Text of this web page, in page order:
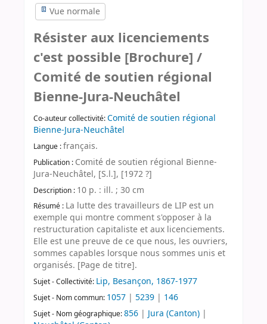
Vue normale
Résister aux licenciements
c'est possible [Brochure] /
Comité de soutien régional
Bienne-Jura-Neuchâtel
Co-auteur collectivité:Comité de soutien régional
Bienne-Jura-Neuchâtel
Langue :français.
Publication : Comité de soutien régional Bienne-
Jura-Neuchâtel, [S.l.], [1972 ?]
Description : 10 p. : ill. ; 30 cm
Résumé : La lutte des travailleurs de LIP est un
exemple qui montre comment s'opposer à la
restructuration capitaliste et aux licenciements.
Elle est une preuve de ce que nous, les ouvriers,
sommes capables lorsque nous sommes unis et
organisés. [Page de titre].
Sujet - Collectivité: Lip, Besançon, 1867-1977
Sujet - Nom commun: 1057 | 5239 | 146
Sujet - Nom géographique:856 | Jura (Canton) |